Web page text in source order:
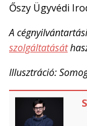
Őszy Ügyvédi
A
szolgáltatását
Illusztráció: